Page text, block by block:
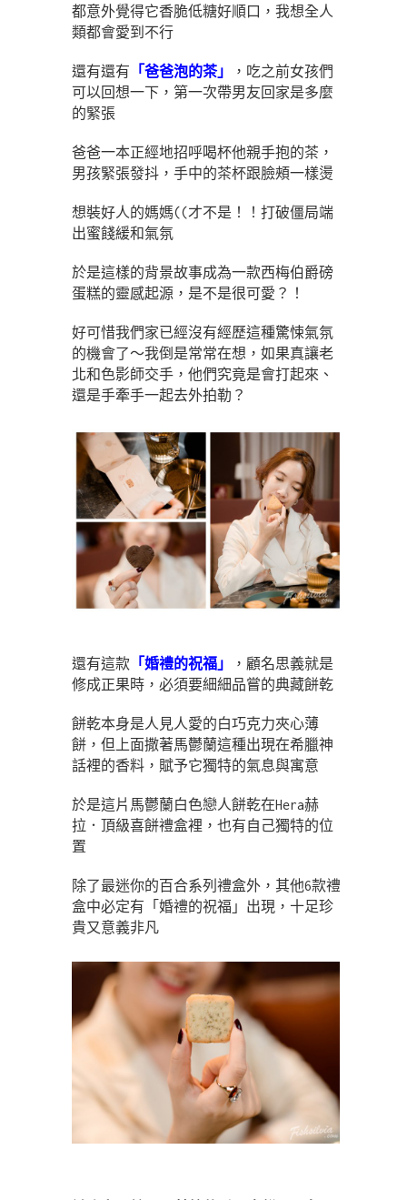
都意外覺得它香脆低糖好順口，我想全人
類都會愛到不行
還有還有 「爸爸泡的茶」
，吃之前女孩們
可以回想一下，第一次帶男友回家是多麼
的緊張
爸爸一本正經地招呼喝杯他親手抱的茶，
男孩緊張發抖，手中的茶杯跟臉頰一樣燙
想裝好人的媽媽((才不是！！打破僵局端
出蜜餞緩和氣氛
於是這樣的背景故事成為一款西梅伯爵磅
蛋糕的靈感起源，是不是很可愛？！
好可惜我們家已經沒有經歷這種驚悚氣氛
的機會了～我倒是常常在想，如果真讓老
北和色影師交手，他們究竟是會打起來、
還是手牽手一起去外拍勒？
還有這款 「婚禮的祝福」
，顧名思義就是
修成正果時，必須要細細品嘗的典藏餅乾
餅乾本身是人見人愛的白巧克力夾心薄
餅，但上面撒著馬鬱蘭這種出現在希臘神
話裡的香料，賦予它獨特的氣息與寓意
於是這片馬鬱蘭白色戀人餅乾在Hera赫
拉．頂級喜餅禮盒裡，也有自己獨特的位
置
除了最迷你的百合系列禮盒外，其他6款禮
盒中必定有「婚禮的祝福」出現，十足珍
貴又意義非凡